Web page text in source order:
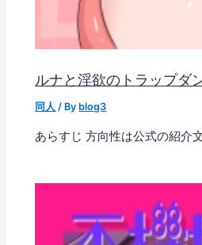
ルナと淫欲のトラップダ
同人 / By blog3
あらすじ 方向性は公式の紹介